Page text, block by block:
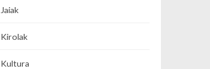
Jaiak
Kirolak
Kultura